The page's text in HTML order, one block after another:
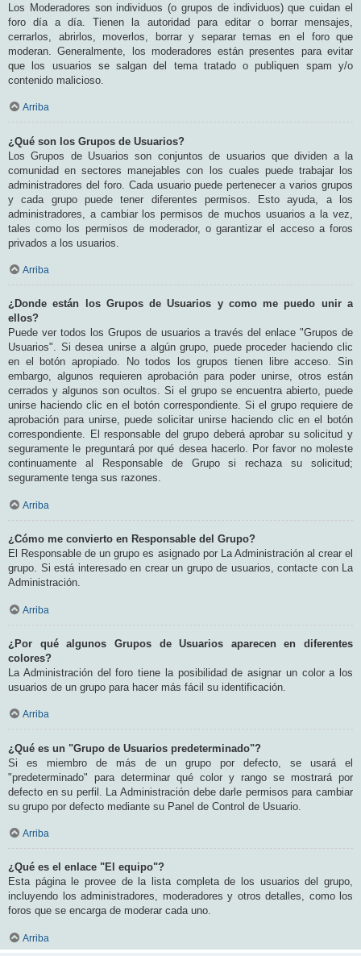
Los Moderadores son individuos (o grupos de individuos) que cuidan el
foro día a día. Tienen la autoridad para editar o borrar mensajes,
cerrarlos, abrirlos, moverlos, borrar y separar temas en el foro que
moderan. Generalmente, los moderadores están presentes para evitar
que los usuarios se salgan del tema tratado o publiquen spam y/o
contenido malicioso.
Arriba
¿Qué son los Grupos de Usuarios?
Los Grupos de Usuarios son conjuntos de usuarios que dividen a la
comunidad en sectores manejables con los cuales puede trabajar los
administradores del foro. Cada usuario puede pertenecer a varios grupos
y cada grupo puede tener diferentes permisos. Esto ayuda, a los
administradores, a cambiar los permisos de muchos usuarios a la vez,
tales como los permisos de moderador, o garantizar el acceso a foros
privados a los usuarios.
Arriba
¿Donde están los Grupos de Usuarios y como me puedo unir a
ellos?
Puede ver todos los Grupos de usuarios a través del enlace "Grupos de
Usuarios". Si desea unirse a algún grupo, puede proceder haciendo clic
en el botón apropiado. No todos los grupos tienen libre acceso. Sin
embargo, algunos requieren aprobación para poder unirse, otros están
cerrados y algunos son ocultos. Si el grupo se encuentra abierto, puede
unirse haciendo clic en el botón correspondiente. Si el grupo requiere de
aprobación para unirse, puede solicitar unirse haciendo clic en el botón
correspondiente. El responsable del grupo deberá aprobar su solicitud y
seguramente le preguntará por qué desea hacerlo. Por favor no moleste
continuamente al Responsable de Grupo si rechaza su solicitud;
seguramente tenga sus razones.
Arriba
¿Cómo me convierto en Responsable del Grupo?
El Responsable de un grupo es asignado por La Administración al crear el
grupo. Si está interesado en crear un grupo de usuarios, contacte con La
Administración.
Arriba
¿Por qué algunos Grupos de Usuarios aparecen en diferentes
colores?
La Administración del foro tiene la posibilidad de asignar un color a los
usuarios de un grupo para hacer más fácil su identificación.
Arriba
¿Qué es un "Grupo de Usuarios predeterminado"?
Si es miembro de más de un grupo por defecto, se usará el
"predeterminado" para determinar qué color y rango se mostrará por
defecto en su perfil. La Administración debe darle permisos para cambiar
su grupo por defecto mediante su Panel de Control de Usuario.
Arriba
¿Qué es el enlace "El equipo"?
Esta página le provee de la lista completa de los usuarios del grupo,
incluyendo los administradores, moderadores y otros detalles, como los
foros que se encarga de moderar cada uno.
Arriba